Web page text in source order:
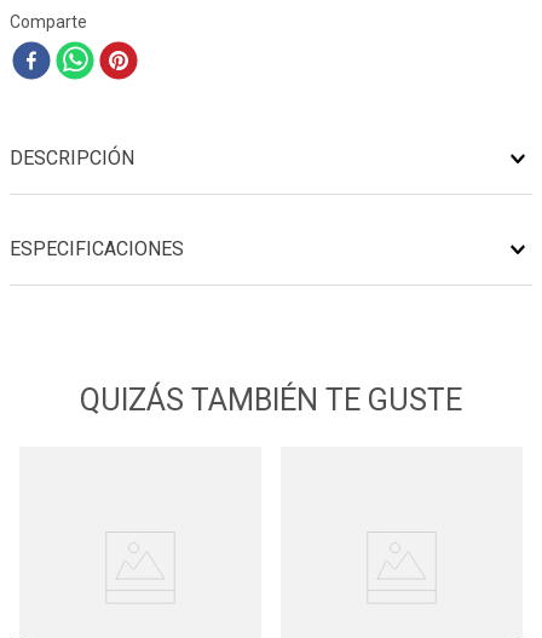
Comparte
DESCRIPCIÓN
ESPECIFICACIONES
QUIZÁS TAMBIÉN TE GUSTE